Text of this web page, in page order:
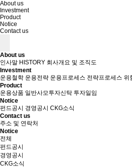
About us
Investment
Product
Notice
Contact us
About us
인사말 HISTORY 회사개요 및 조직도
Investment
운용철학 운용전략 운용프로세스 전략프로세스 위
Product
운용상품 일반사모투자신탁 투자일임
Notice
펀드공시
경영공시 CKG소식
Contact us
주소 및 연락처
Notice
전체
펀드공시
경영공시
CKG소식